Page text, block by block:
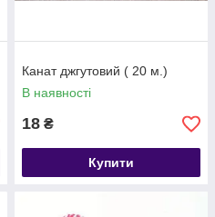
Канат джгутовий ( 20 м.)
В наявності
18 ₴
Купити